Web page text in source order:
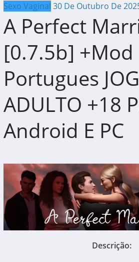
Sexo Vaginal 30 De Outubro De
A Perfect
[0.7.5b] +Mod
Portugues
ADULTO +18
Android E PC
Descrição: